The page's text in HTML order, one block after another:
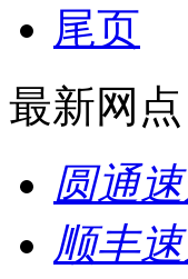
尾页
最新网点
圆通
顺丰